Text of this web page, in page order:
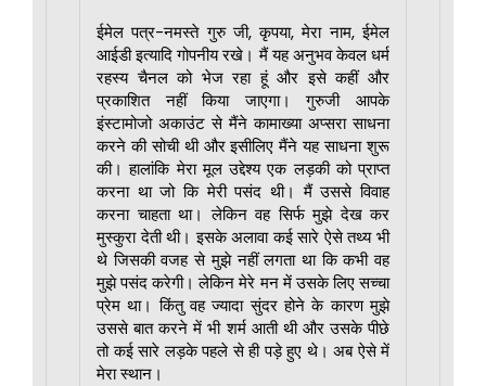
ईमेल पत्र-नमस्ते गुरु जी, कृपया, मेरा नाम, ईमेल
आईडी इत्यादि गोपनीय रखे। मैं यह अनुभव केवल धर्म
रहस्य चैनल को भेज रहा हूं और इसे कहीं और
प्रकाशित नहीं किया जाएगा। गुरुजी आपके
इंस्टामोजो अकाउंट से मैंने कामाख्या अप्सरा साधना
करने की सोची थी और इसीलिए मैंने यह साधना शुरू
की। हालांकि मेरा मूल उद्देश्य एक लड़की को प्राप्त
करना था जो कि मेरी पसंद थी। मैं उससे विवाह
करना चाहता था। लेकिन वह सिर्फ मुझे देख कर
मुस्कुरा देती थी। इसके अलावा कई सारे ऐसे तथ्य भी
थे जिसकी वजह से मुझे नहीं लगता था कि कभी वह
मुझे पसंद करेगी। लेकिन मेरे मन में उसके लिए सच्चा
प्रेम था। किंतु वह ज्यादा सुंदर होने के कारण मुझे
उससे बात करने में भी शर्म आती थी और उसके पीछे
तो कई सारे लड़के पहले से ही पड़े हुए थे। अब ऐसे में
मेरा स्थान।